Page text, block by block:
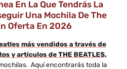
En La Que Tendrás La
Una Mochila De The
Oferta En 2026
más vendidos a través de
y artículos de THE BEATLES,
Aquí encontrarás toda la